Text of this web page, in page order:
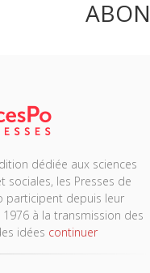
dédiée aux sciences
sociales, les Presses de
participent depuis leur
à la transmission des
idées continuer